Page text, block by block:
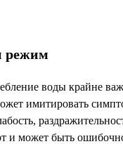
режим
воды крайне
имитировать
и может быть